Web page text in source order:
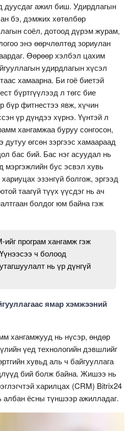
дуусдаг ажил биш. Удирдлагын
бэ, дэмжих хөтөлбөр
соёл, дотоод дүрэм журам,
энэ өөрчлөлтөд зориулан
Өөрөөр хэлбэл цахим
удирдлагын хүсэл
хамаарна. Би гоё биетэй
бүртгүүлээд л төгс бие
бүр фитнестээ явж, хүчин
үр дүндээ хүрнэ. Үүнтэй л
хангамжаа буруу сонгосон,
дутуу өгсөн зэргээс хамаараад
бас бий. Бас нэг асуудал нь
мэргэжлийн бус эсвэл хувь
эзэнгүй болгож, эргээд
таагүй түүх үүсдэг нь ач
болдог юм байна гэж
ийг програм хангамж гэж
ч болоод
нь үр дүнгүй
ямар хэмжээний
хангамжууд нь нүсэр, өндөр
үед технологийн дэвшлийг
хувьд аль ч байгууллага
бий болж байна. Жишээ нь
харилцах (CRM) Bitrix24
ёсны түншээр ажилладаг.